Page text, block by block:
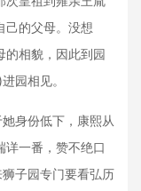
己的父母。没想
的相貌，因此到园
园相见。
身份低下，康熙从
详一番，赞不绝口
子园专门要看弘历